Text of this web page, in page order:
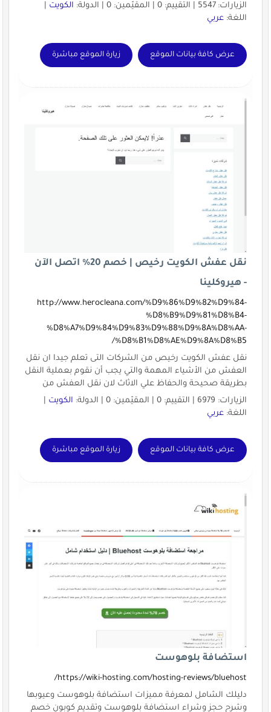
الزيارات: 5547 | التقييم: 0 | المقيّمين: 0 | الدولة:
الكويت|
اللغة: عربي
عرض كافة بيانات الموقع زيارة الموقع مباشرة
نقل عفش الكويت رخيص | خصم 20% اتصل الآن
- هيروكلينا
http://www.herocleana.com/%D9%86%D9%82%D9%84-
%D8%B9%D9%81%D8%B4-
%D8%A7%D9%84%D9%83%D9%88%D9%8A%D8%AA-
%D8%B1%D8%AE%D9%8A%D8%B5/
نقل عفش الكويت رخيص من الشركات التى تعلم جيدا ان نقل
العفش من الأشياء المهمة والتي يجب أن نقوم بعملية النقل
بطريقة صحيحة والحفاظ علي الاثاث لان نقل العفش من
الزيارات: 6979 | التقييم: 0 | المقيّمين: 0 | الدولة:
الكويت|
اللغة: عربي
عرض كافة بيانات الموقع زيارة الموقع مباشرة
استضافة بلوهوست
https://wiki-hosting.com/hosting-reviews/bluehost/
دليلك الشامل لمعرفة مميزات استضافة بلوهوست وعيوبها
وشرح حجز وشراء استضافة بلوهوست وتقديم كوبون خصم